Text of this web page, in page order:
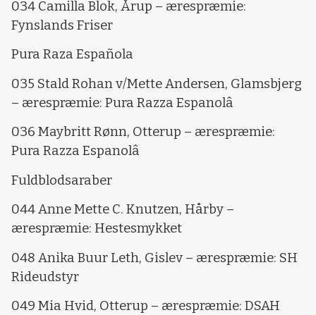
034 Camilla Blok, Årup – ærespræmie:
Fynslands Friser
Pura Raza Española
035 Stald Rohan v/Mette Andersen, Glamsbjerg
– ærespræmie: Pura Razza Espanolâ
036 Maybritt Rønn, Otterup – ærespræmie:
Pura Razza Espanolâ
Fuldblodsaraber
044 Anne Mette C. Knutzen, Hårby –
ærespræmie: Hestesmykket
048 Anika Buur Leth, Gislev – ærespræmie: SH
Rideudstyr
049 Mia Hvid, Otterup – ærespræmie: DSAH